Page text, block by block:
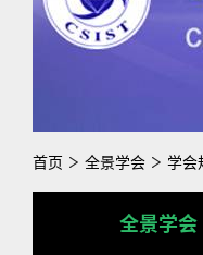
首页 全景学会 学会
全景学会